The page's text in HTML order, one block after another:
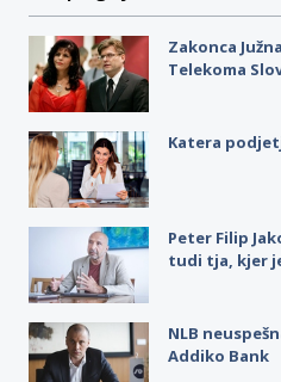
Zakonca
Telekoma
Katera
Peter Filip
tudi tja, kjer
NLB
Addiko Bank